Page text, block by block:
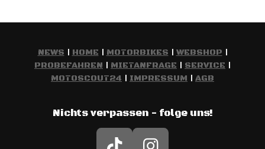
NEWS | HOME | MOTORBIKES | WEBSHOP |
PROBEFAHREN | MIETANFRAGE | SERVICE |
MOTOSCOUT24 | IMPRESSUM | AGB
Nichts verpassen - folge uns!